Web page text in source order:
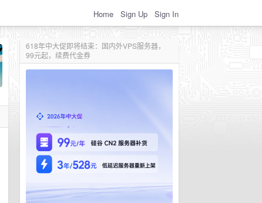
Home Sign Up Sign In
618年中大促即将结束：国内外VPS服务器，
99元起，续费代金券